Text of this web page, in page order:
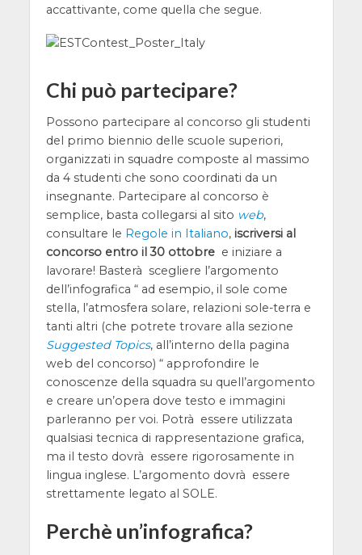
accattivante, come quella che segue.
Chi può partecipare?
Possono partecipare al concorso gli studenti
del primo biennio delle scuole superiori,
organizzati in squadre composte al massimo
da 4 studenti che sono coordinati da un
insegnante. Partecipare al concorso è
semplice, basta collegarsi al sito web,
consultare le Regole in Italiano, iscriversi al
concorso entro il 30 ottobre e iniziare a
lavorare! Basterà scegliere l’argomento
dell’infografica “ ad esempio, il sole come
stella, l’atmosfera solare, relazioni sole-terra e
tanti altri (che potrete trovare alla sezione
Suggested Topics, all’interno della pagina
web del concorso) “ approfondire le
conoscenze della squadra su quell’argomento
e creare un’opera dove testo e immagini
parleranno per voi. Potrà essere utilizzata
qualsiasi tecnica di rappresentazione grafica,
ma il testo dovrà essere rigorosamente in
lingua inglese. L’argomento dovrà essere
strettamente legato al SOLE.
Perchè un’infografica?